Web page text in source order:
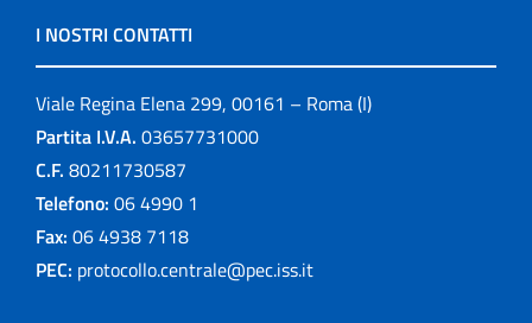
I NOSTRI CONTATTI
Viale Regina Elena 299, 00161 – Roma (I)
Partita I.V.A. 03657731000
C.F. 80211730587
Telefono: 06 4990 1
Fax: 06 4938 7118
PEC: protocollo.centrale@pec.iss.it